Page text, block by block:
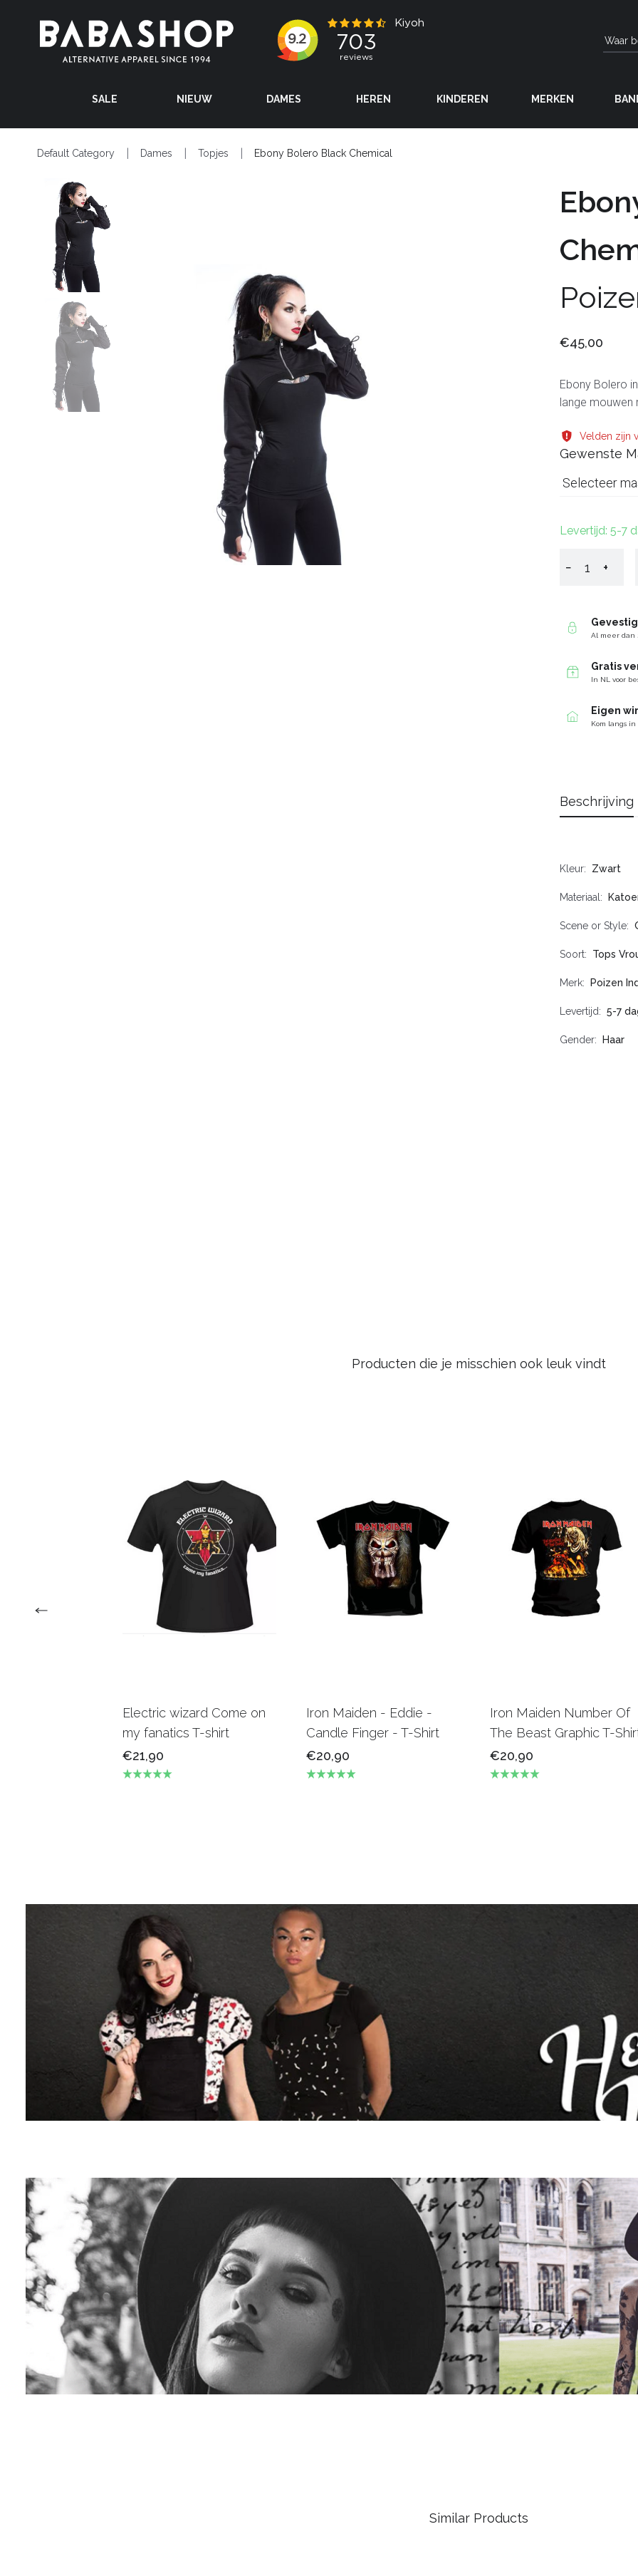
SALE NIEUW DAMES HEREN KINDEREN MERKEN
Default Category Dames Topjes Ebony Bolero Black Chemical
€45,00
Ebony Bolero
lange mouwen
Velden zijn
Gewenste
Selecteer
Levertijd: 5-7
− +
Al meer dan
Gratis
In NL voor
Eigen
Kom langs
Beschrijving
Kleur Zwart
Materiaal
Scene or Style
Soort Tops
Merk Poizen
Levertijd 5-7
Gender Haar
Producten die je misschien ook leuk vindt
Electric wizard Come on
my fanatics T-shirt
€21,90
Iron Maiden - Eddie -
Candle Finger - T-Shirt
€20,90
Iron Maiden Number Of
The Beast Graphic T-
€20,90
Similar Products